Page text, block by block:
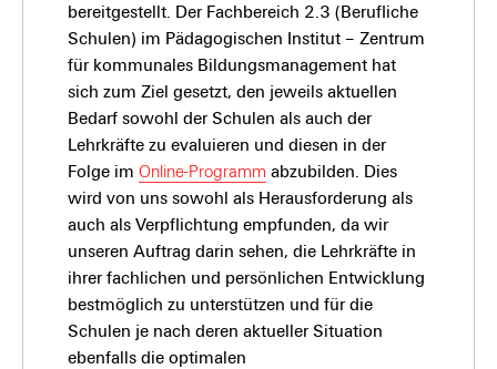
bereitgestellt. Der Fachbereich 2.3 (Berufliche
Schulen) im Pädagogischen Institut – Zentrum
für kommunales Bildungsmanagement hat
sich zum Ziel gesetzt, den jeweils aktuellen
Bedarf sowohl der Schulen als auch der
Lehrkräfte zu evaluieren und diesen in der
Folge im Online-Programm abzubilden. Dies
wird von uns sowohl als Herausforderung als
auch als Verpflichtung empfunden, da wir
unseren Auftrag darin sehen, die Lehrkräfte in
ihrer fachlichen und persönlichen Entwicklung
bestmöglich zu unterstützen und für die
Schulen je nach deren aktueller Situation
ebenfalls die optimalen